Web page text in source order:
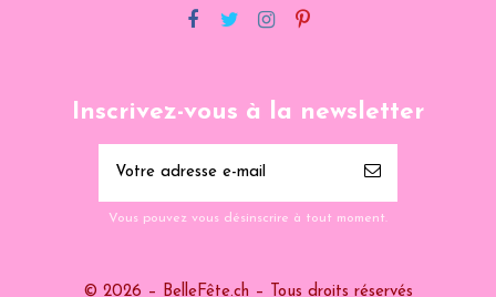
Inscrivez-vous à la newsletter
Vous pouvez vous désinscrire à tout moment.
© 2026 – BelleFête.ch – Tous droits réservés